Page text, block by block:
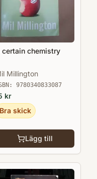
certain chemistry
Millington
9780340833087
kr
Bra skick
Lägg till